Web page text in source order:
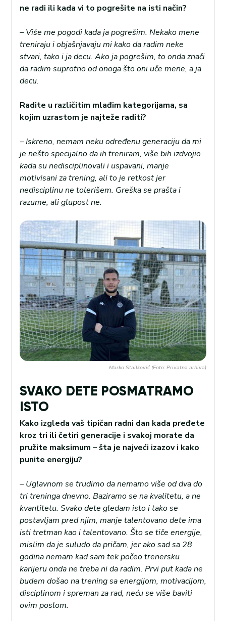
ne radi ili kada vi to pogrešite na isti način?
– Više me pogodi kada ja pogrešim. Nekako mene
treniraju i objašnjavaju mi kako da radim neke
stvari, tako i ja decu. Ako ja pogrešim, to onda znači
da radim suprotno od onoga što oni uče mene, a ja
decu.
Radite u različitim mlađim kategorijama, sa
kojim uzrastom je najteže raditi?
– Iskreno, nemam neku određenu generaciju da mi
je nešto specijalno da ih treniram, više bih izdvojio
kada su nedisciplinovali i uspavani, manje
motivisani za trening, ali to je retkost jer
nedisciplinu ne tolerišem. Greška se prašta i
razume, ali glupost ne.
Marko Stailković (Foto: Privatna arhiva)
SVAKO DETE POSMATRAMO
ISTO
Kako izgleda vaš tipičan radni dan kada pređete
kroz tri ili četiri generacije i svakoj morate da
pružite maksimum – šta je najveći izazov i kako
punite energiju?
– Uglavnom se trudimo da nemamo više od dva do
tri treninga dnevno. Baziramo se na kvalitetu, a ne
kvantitetu. Svako dete gledam isto i tako se
postavljam pred njim, manje talentovano dete ima
isti tretman kao i talentovano. Što se tiče energije,
mislim da je suludo da pričam, jer ako sad sa 28
godina nemam kad sam tek počeo trenersku
karijeru onda ne treba ni da radim. Prvi put kada ne
budem došao na trening sa energijom, motivacijom,
disciplinom i spreman za rad, neću se više baviti
ovim poslom.